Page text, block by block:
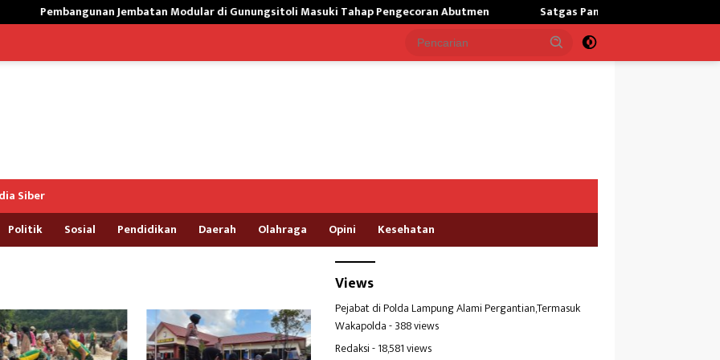
Jembatan Modular di Gunungsitoli Masuki Tahap Pengecoran Abutmen Satgas Pamtas Kewilayahan RI-PNG yonif 645/
Siber
Politik Sosial Pendidikan Daerah Olahraga Opini Kesehatan
Views
Pejabat di Polda Lampung Alami Pergantian,Termasuk
Wakapolda- 388 views
Redaksi- 18,581 views